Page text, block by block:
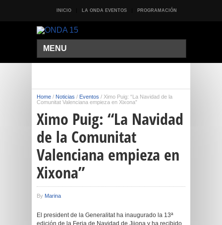
INICIO LA ONDA EVENTOS PROGRAMACIÓN
MENU
Home / Noticias / Eventos / Ximo Puig: “La Navidad de la
Comunitat Valenciana empieza en Xixona”
Ximo Puig: “La Navidad
de la Comunitat
Valenciana empieza en
Xixona”
By Marina
El president de la Generalitat ha inaugurado la 13ª
edición de la Feria de Navidad de Jijona y ha recibido